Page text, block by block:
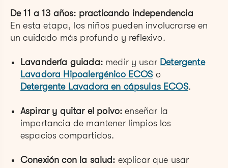
De 11 a 13 años: practicando independencia
En esta etapa, los niños pueden involucrarse en
un cuidado más profundo y reflexivo.
Lavandería guiada:medir y usar Detergente
Lavadora Hipoalergénico ECOS o
Detergente Lavadora en cápsulas ECOS.
Aspirar y quitar el polvo: enseñar la
importancia de mantener limpios los
espacios compartidos.
Conexión con la salud: explicar que usar